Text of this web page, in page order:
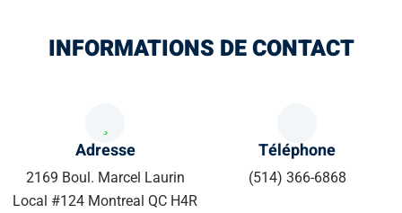
INFORMATIONS DE CONTACT
Adresse
2169 Boul. Marcel Laurin
Local #124 Montreal QC H4R
Téléphone
(514) 366-6868